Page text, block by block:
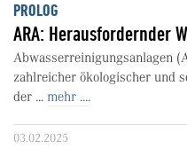
PROLOG
ARA: Herausfordernder
Abwasserreinigungsanlagen
zahlreicher ökologischer und
der ... mehr ....
03.02.2025